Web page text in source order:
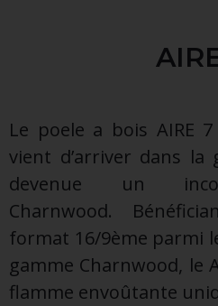
Le poele a bois AIRE
vient d’arriver dans la
devenue un
Charnwood.
format 16/9ème parmi
gamme Charnwood, le
flamme envoûtante